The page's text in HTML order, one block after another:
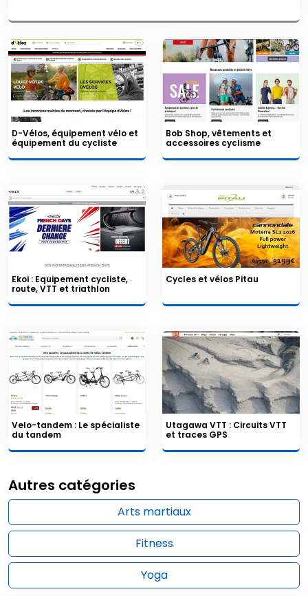
D-Vélos, équipement vélo et
équipement du cycliste
Bob Shop, vêtements et
accessoires cyclisme
Ekoi : Equipement cycliste,
route, VTT et triathlon
Cycles et vélos Pitau
Velo-tandem : Le spécialiste
du tandem
Utagawa VTT : Circuits VTT
et traces GPS
Autres catégories
Arts martiaux
Fitness
Yoga